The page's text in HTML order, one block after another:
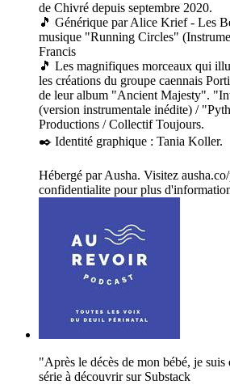
de Chivré depuis septembre 2020.
🎵 Générique par Alice Krief - Les
musique "Running Circles"
Francis
🎵 Les magnifiques morceaux qui
les créations du groupe caennais
de leur album "Ancient Majesty".
(version instrumentale inédite) /
Productions / Collectif Toujours.
✒️ Identité graphique : Tania Koller.
Hébergé par Ausha. Visitez
confidentialite pour plus
"Après le décès de mon bébé, je
série à découvrir sur Substack